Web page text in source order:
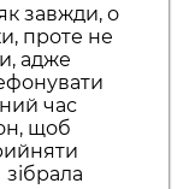
завжди, о
проте не
адже
час
щоб